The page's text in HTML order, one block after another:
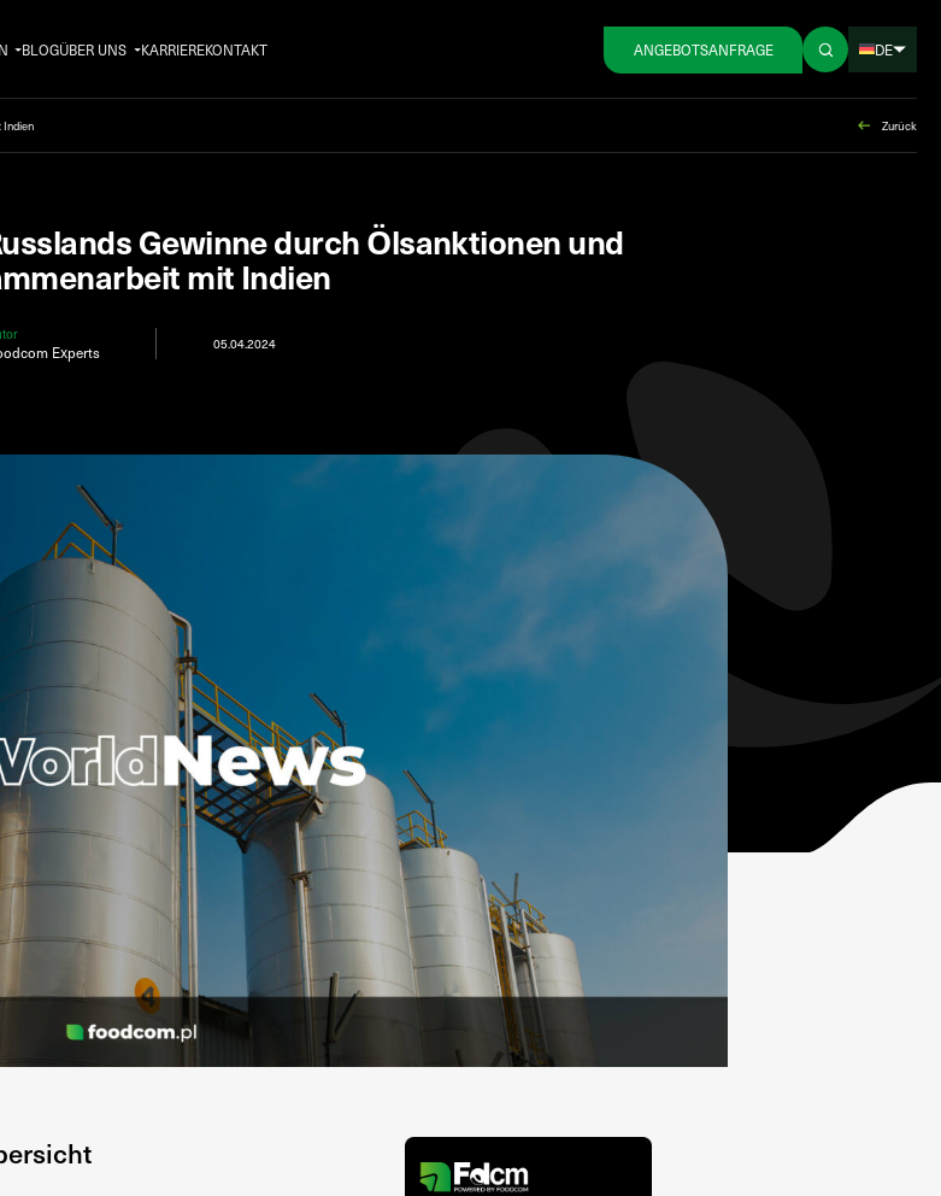
BLOGÜBER UNS KARRIEREKONTAKT ANGEBOTSANFRAGE DE
Indien Zurück
Gewinne durch Ölsanktionen und
mit Indien
Experts 05.04.2024